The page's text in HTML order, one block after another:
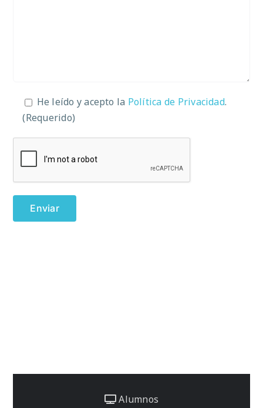
He leído y acepto la Política de Privacidad.
(Requerido)
Alumnos